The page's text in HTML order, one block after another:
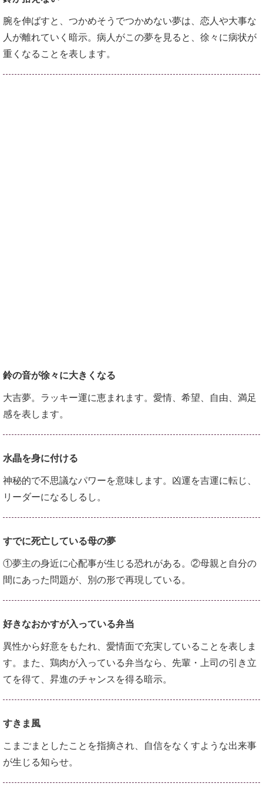
腕を伸ばすと、つかめそうでつかめない夢は、恋人や大事な
人が離れていく暗示。病人がこの夢を見ると、徐々に病状が
重くなることを表します。
鈴の音が徐々に大きくなる
大吉夢。ラッキー運に恵まれます。愛情、希望、自由、満足
感を表します。
水晶を身に付ける
神秘的で不思議なパワーを意味します。凶運を吉運に転じ、
リーダーになるしるし。
すでに死亡している母の夢
①夢主の身近に心配事が生じる恐れがある。②母親と自分の
間にあった問題が、別の形で再現している。
好きなおかすが入っている弁当
異性から好意をもたれ、愛情面で充実していることを表しま
す。また、鶏肉が入っている弁当なら、先輩・上司の引き立
てを得て、昇進のチャンスを得る暗示。
すきま風
こまごまとしたことを指摘され、自信をなくすような出来事
が生じる知らせ。